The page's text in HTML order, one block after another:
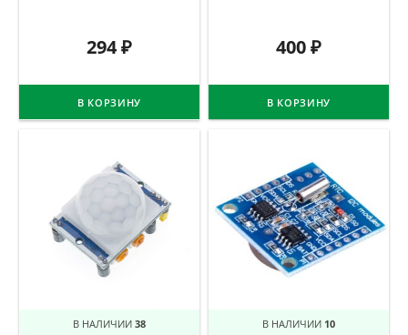
294₽
В КОРЗИНУ
400₽
В КОРЗИНУ
В НАЛИЧИИ 38 В НАЛИЧИИ 10